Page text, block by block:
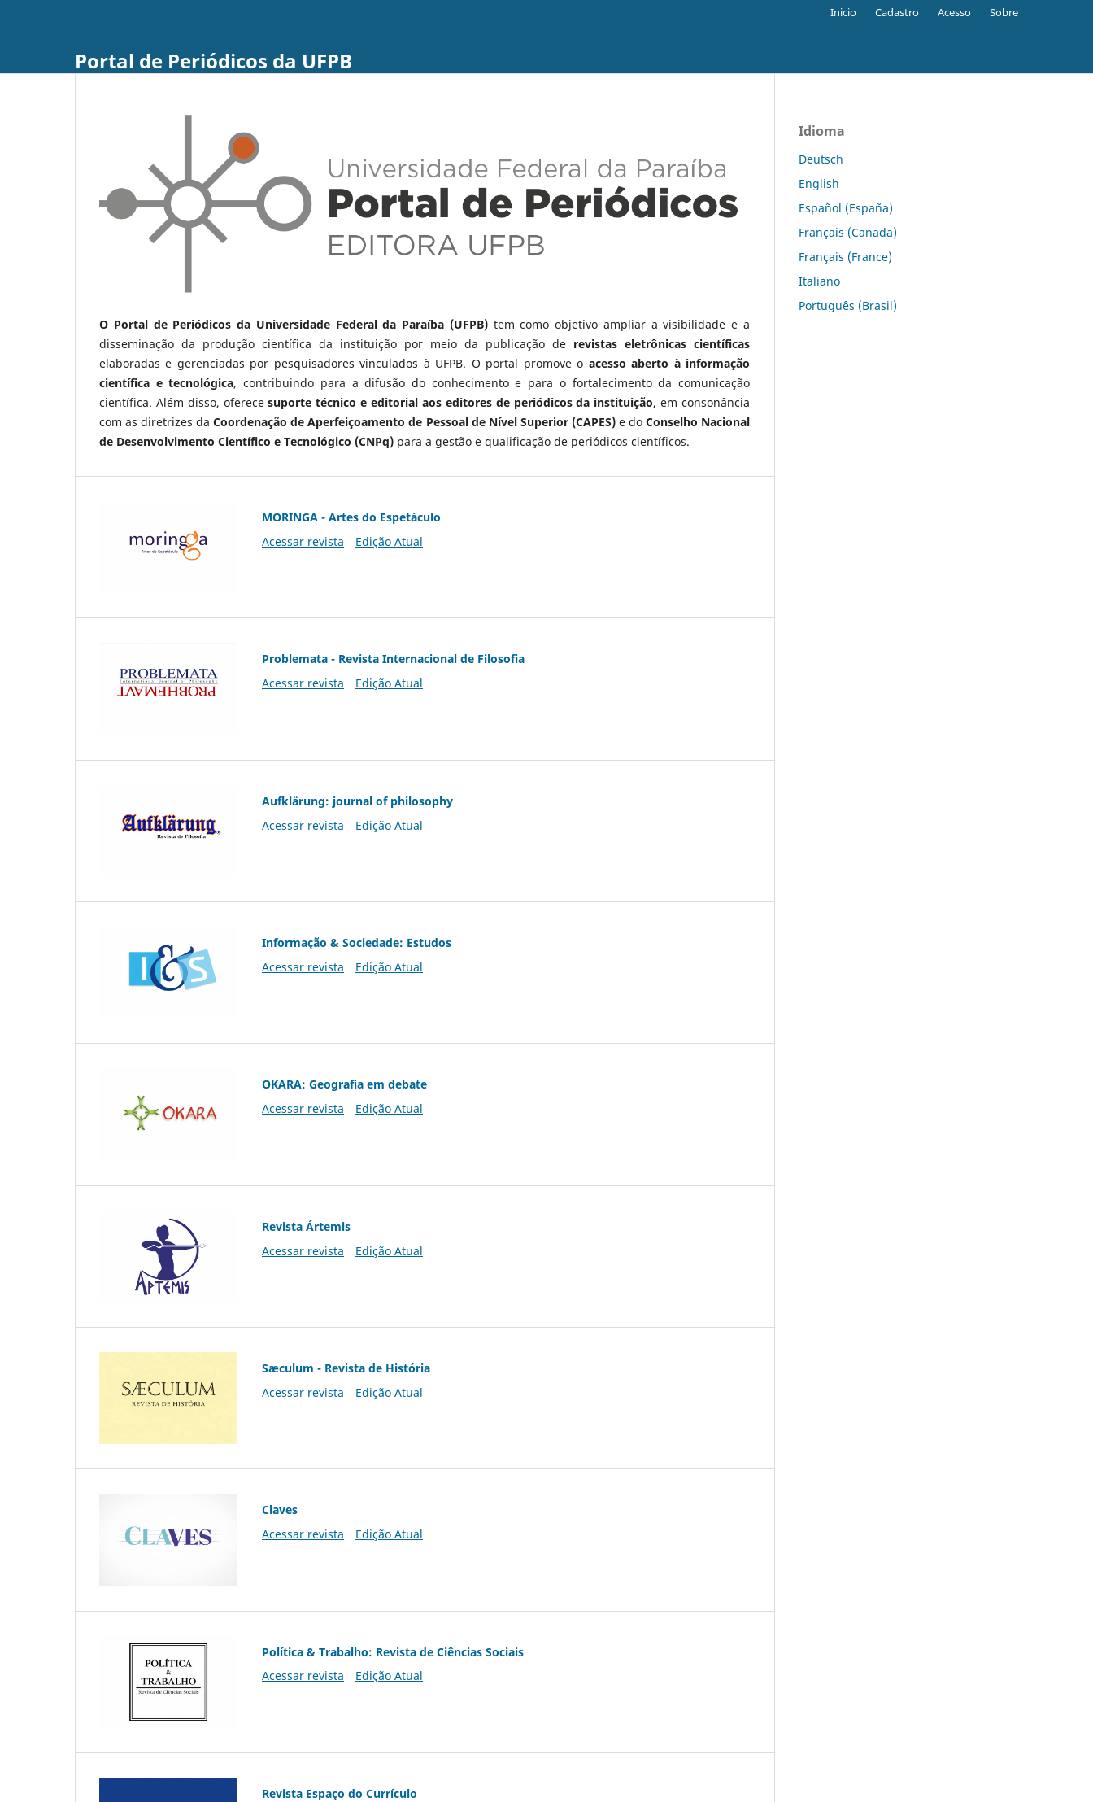
Portal de Periódicos da UFPB
Inicio Cadastro Acesso Sobre
O Portal de Periódicos da Universidade Federal da Paraíba (UFPB)tem como objetivo ampliar a visibilidade e a
disseminação da produção científica da instituição por meio da publicação de revistas eletrônicas científicas
elaboradas e gerenciadas por pesquisadores vinculados à UFPB. O portal promove o acesso aberto à informação
científica e tecnológica, contribuindo para a difusão do conhecimento e para o fortalecimento da comunicação
científica. Além disso, oferecesuporte técnico e editorial aos editores de periódicos da instituição, em consonância
com as diretrizes daCoordenação de Aperfeiçoamento de Pessoal de Nível Superior (CAPES)e do Conselho Nacional
de Desenvolvimento Científico e Tecnológico (CNPq) para a gestão e qualificação de periódicos científicos.
MORINGA - Artes do Espetáculo
Acessar revista
Edição Atual
Problemata - Revista Internacional de Filosofia
Acessar revista
Edição Atual
Aufklärung: journal of philosophy
Acessar revista
Edição Atual
Informação & Sociedade: Estudos
Acessar revista
Edição Atual
OKARA: Geografia em debate
Acessar revista
Edição Atual
Revista Ártemis
Acessar revista
Edição Atual
Sæculum - Revista de História
Acessar revista
Edição Atual
Claves
Acessar revista
Edição Atual
Política & Trabalho: Revista de Ciências Sociais
Acessar revista
Edição Atual
Revista Espaço do Currículo
Idioma
Deutsch
English
Español (España)
Français (Canada)
Français (France)
Italiano
Português (Brasil)